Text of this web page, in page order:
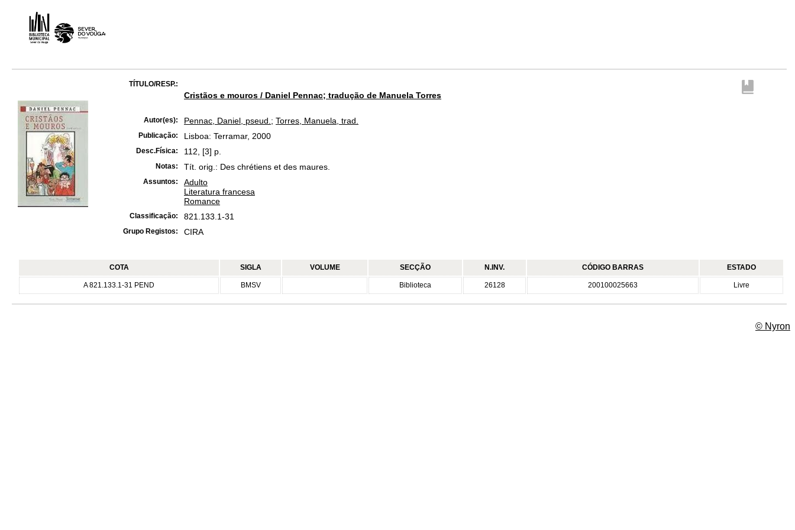
TÍTULO/RESP.:
Cristãos e mouros / Daniel Pennac; tradução de Manuela Torres
Autor(es): Pennac, Daniel, pseud. ; Torres, Manuela, trad.
Publicação: Lisboa: Terramar, 2000
Desc.Física: 112, [3] p.
Notas: Tít. orig.: Des chrétiens et des maures.
Assuntos:
Adulto
Literatura francesa
Romance
Classificação: 821.133.1-31
Grupo Registos: CIRA
COTA SIGLA VOLUME SECÇÃO N.INV. CÓDIGO BARRAS ESTADO
A 821.133.1-31 PEND BMSV Biblioteca 26128 200100025663 Livre
© Nyron